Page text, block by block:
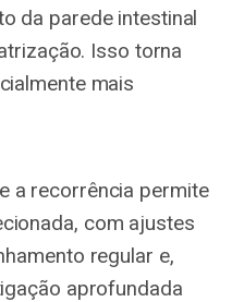
da parede intestinal
Isso torna
mais
a recorrência permite
com ajustes
regular e,
aprofundada